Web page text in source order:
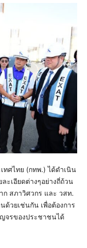
ทศไทย (กทพ.) ได้ดำเนิน
ะเอียดต่างๆอย่างถี่ถ้วน
ก สภาวิศวกร และ วสท.
ด้วยเช่นกัน เพื่อต้องการ
จรของประชาชนได้